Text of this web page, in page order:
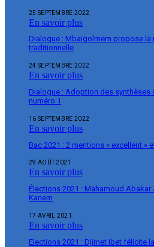
25 SEPTEMBRE 2022
En savoir plus
Dialogue : Mbaïgolmem propose
traditionnelle
24 SEPTEMBRE 2022
En savoir plus
Dialogue : Adoption des
numéro 1
16 SEPTEMBRE 2022
En savoir plus
Bac 2021 : 2 mentions « excellent »
29 AOÛT 2021
En savoir plus
Élections 2021 : Mahamoud
Kanem
17 AVRIL 2021
En savoir plus
Elections 2021 : Djimet Ibet félicite